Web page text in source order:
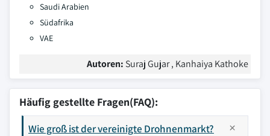
Saudi Arabien
Südafrika
VAE
Autoren: Suraj Gujar , Kanhaiya Kathoke
Häufig gestellte Fragen(FAQ):
Wie groß ist der vereinigte Drohnenmarkt?